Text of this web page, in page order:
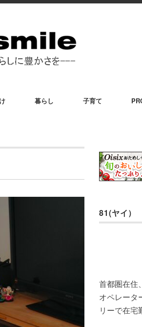
暮らし 子育て
81(ヤイ）
首都圏在住
オペレータ
リーで在宅